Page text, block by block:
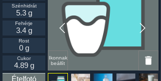
Ikonnak
beállít
Szénhidrát
5.3 g
Fehérje
3.4 g
Rost
0 g
Cukor
4.89 g
Ételfotó